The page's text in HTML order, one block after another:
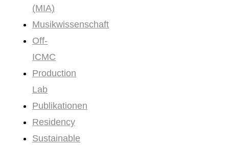
(MIA)
Musikwissenschaft
Off-
ICMC
Production
Lab
Publikationen
Residency
Sustainable